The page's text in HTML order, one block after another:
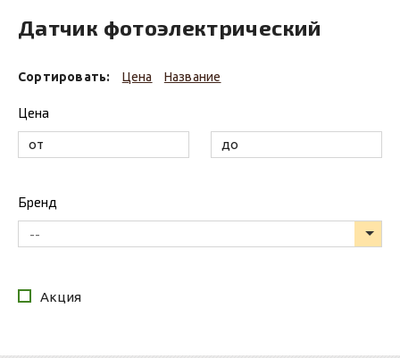
Датчик фотоэлектрический
Сортировать: Цена Название
Цена
Бренд
--
Акция